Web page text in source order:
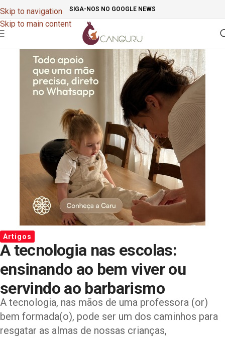
Skip to navigation
Skip to main content
SIGA-NOS NO GOOGLE NEWS
Artigos
A tecnologia nas escolas:
ensinando ao bem viver ou
servindo ao barbarismo
A tecnologia, nas mãos de uma professora (or)
bem formada(o), pode ser um dos caminhos para
resgatar as almas de nossas crianças,